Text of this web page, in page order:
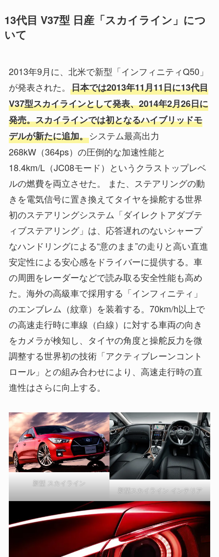
13代目 V37型 日産「スカイライン」につ
いて
2013年9月に、北米で新型「インフィニティQ50」
が発表された。 日本では2013年11月11日に13代目
V37型スカイラインとして発表、2014年2月26日に
発売。スカイラインでは初となるハイブリッドモ
デルが新たに追加。システム最高出力
268kW（364ps）の圧倒的な加速性能と
18.4km/L（JC08モード）というクラストップレベ
ルの燃費を両立させた。 また、ステアリングの動
きを電気信号に置き換えてタイヤを操舵する世界
初のステアリングシステム「ダイレクトアダブテ
ィブステアリング」は、応答遅れのないシャープ
なハンドリングによる“意のまま”の走りと高い直進
安定性による安心感をドライバーに提供する。車
の周囲をレーダーなどで読み取る安全性能も高め
た。海外の高級車で採用する「インフィニティ」
のエンブレム（紋章）を装着する。70km/h以上で
の高速走行時に車線（白線）に対する車両の向き
をカメラが検知し、タイヤの角度と操舵反力を微
調整する世界初の技術「アクティブレーンコント
ロール」との組み合わせにより、高速走行時の直
進性はさらに向上する。
新型 スカイライン
新型スカイライン インテリア